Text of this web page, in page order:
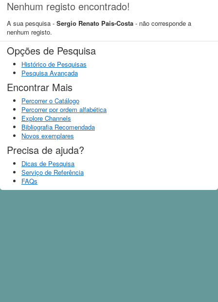
Nenhum registo encontrado!
A sua pesquisa - Sergio Renato Pais-Costa - não corresponde a
nenhum registo.
Opções de Pesquisa
Histórico de Pesquisas
Pesquisa Avançada
Encontrar Mais
Percorrer o Catálogo
Percorrer por ordem alfabética
Explore Channels
Bibliografia Recomendada
Novos exemplares
Precisa de ajuda?
Dicas de Pesquisa
Serviço de Referência
FAQs